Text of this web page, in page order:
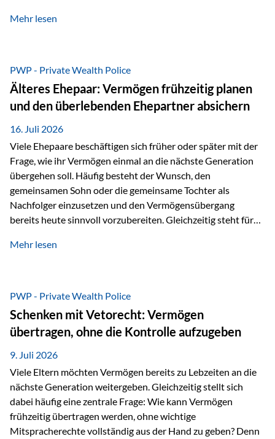
Vienna-Life eine interessante Lösung. Es ermöglicht,
Ausgangssituation Stellen Sie sich folgende Familie vor: Die
Großeltern haben über viele Jahre Vermögen aufgebaut. Ihr
Wunsch ist es, dieses Vermögen nicht nur den eigenen
Kindern, sondern langfristig auch den Enkeln zukommen zu…
Mehr lesen
PWP - Private Wealth Police
Älteres Ehepaar: Vermögen frühzeitig planen
und den überlebenden Ehepartner absichern
16. Juli 2026
Viele Ehepaare beschäftigen sich früher oder später mit der
Frage, wie ihr Vermögen einmal an die nächste Generation
übergehen soll. Häufig besteht der Wunsch, den
gemeinsamen Sohn oder die gemeinsame Tochter als
Nachfolger einzusetzen und den Vermögensübergang
bereits heute sinnvoll vorzubereiten. Gleichzeitig steht für
passiert, wenn einer der beiden verstirbt? Der überlebende
Vermögen verfügen können. Genau für diese
Ausgangssituation bietet die Private Wealth Police der
Vienna-Life eine durchdachte Gestaltungsmöglichkeit. Die
Ausgangssituation Stellen Sie sich folgendes Beispiel vor:
Ein…
Mehr lesen
PWP - Private Wealth Police
Schenken mit Vetorecht: Vermögen
übertragen, ohne die Kontrolle aufzugeben
9. Juli 2026
Viele Eltern möchten Vermögen bereits zu Lebzeiten an die
nächste Generation weitergeben. Gleichzeitig stellt sich
dabei häufig eine zentrale Frage: Wie kann Vermögen
frühzeitig übertragen werden, ohne wichtige
Mitspracherechte vollständig aus der Hand zu geben? Denn